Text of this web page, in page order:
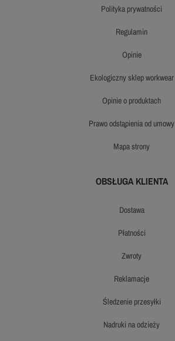
polityka prywatności
regulamin
opinie
ekologiczny sklep workwear
opinie o produktach
prawo odstąpienia od umowy
mapa strony
OBSŁUGA KLIENTA
dostawa
płatności
zwroty
reklamacje
śledzenie przesyłki
nadruki na odzieży